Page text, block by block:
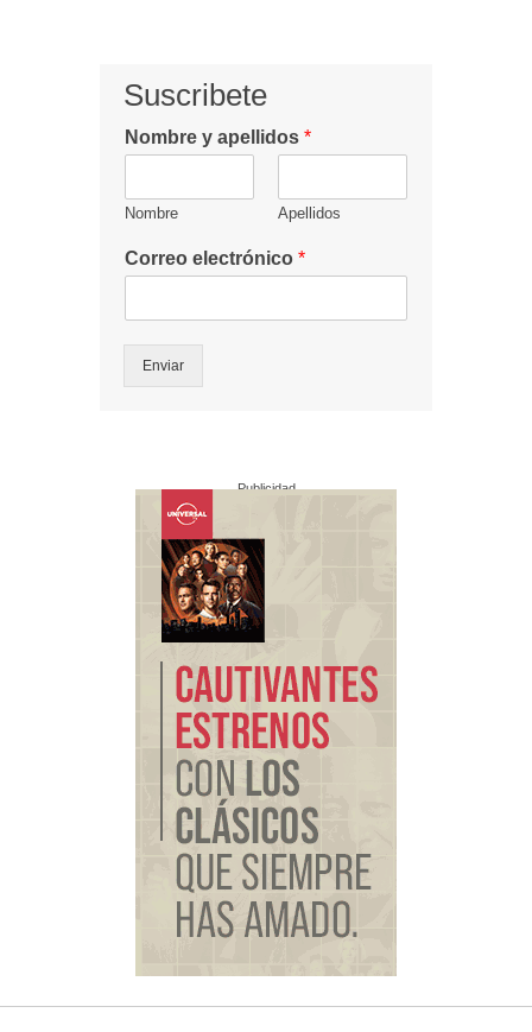
Suscribete
Nombre y apellidos *
Nombre Apellidos
Correo electrónico *
Enviar
Publicidad